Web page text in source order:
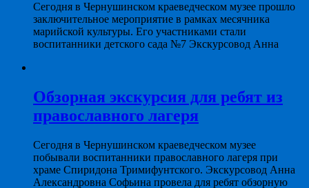
Сегодня в Чернушинском краеведческом музее прошло
заключительное мероприятие в рамках месячника
марийской культуры. Его участниками стали
воспитанники детского сада №7 Экскурсовод Анна
Обзорная экскурсия для ребят из
православного лагеря
Сегодня в Чернушинском краеведческом музее
побывали воспитанники православного лагеря при
храме Спиридона Тримифунтского. Экскурсовод Анна
Александровна Софьина провела для ребят обзорную